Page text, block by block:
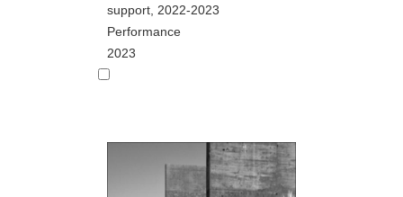
support, 2022-2023
Performance
2023